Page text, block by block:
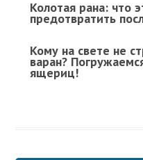
Колотая рана: что
предотвратить
Кому на свете не
варан?
ящериц!